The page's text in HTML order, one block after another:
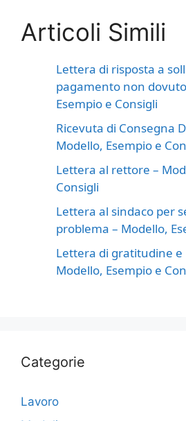
Articoli Simili
Lettera di risposta a
pagamento non
Esempio e Consigli
Ricevuta di Consegna
Modello, Esempio e
Lettera al rettore –
Consigli
Lettera al sindaco per
problema – Modello,
Lettera di gratitudine e
Modello, Esempio e
Categorie
Lavoro